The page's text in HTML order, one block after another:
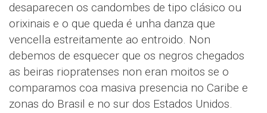
desaparecen os candombes de tipo clásico ou
orixinais e o que queda é unha danza que
vencella estreitamente ao entroido. Non
debemos de esquecer que os negros chegados
as beiras riopratenses non eran moitos se o
comparamos coa masiva presencia no Caribe e
zonas do Brasil e no sur dos Estados Unidos.